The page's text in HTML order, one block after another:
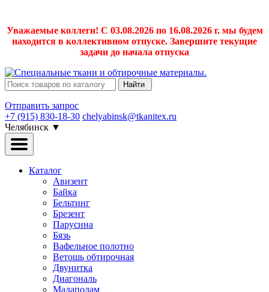
Уважаемые коллеги! С 03.08.2026 по 16.08.2026 г. мы будем
находится в коллективном отпуске. Завершите текущие
задачи до начала отпуска
Найти
Отправить запрос
+7 (915) 830-18-30 chelyabinsk@tkanitex.ru
Челябинск ▼
Каталог
Авизент
Байка
Бельтинг
Брезент
Парусина
Бязь
Вафельное полотно
Ветошь обтирочная
Двунитка
Диагональ
Мадаполам